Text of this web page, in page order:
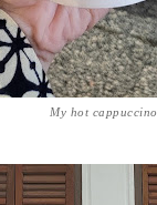
My hot cappuccino